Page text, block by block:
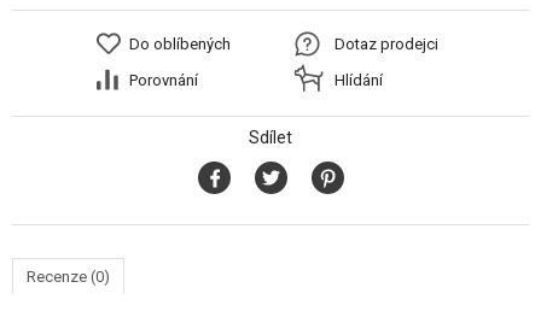
Do oblíbených
Porovnání
Dotaz prodejci
Hlídání
Sdílet
Recenze (0)